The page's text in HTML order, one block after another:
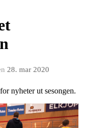
28. mar 2020
nyheter ut sesongen.